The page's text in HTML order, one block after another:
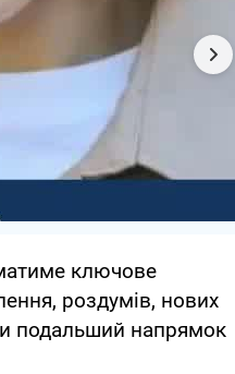
ключове
роздумів, нових
подальший напрямок